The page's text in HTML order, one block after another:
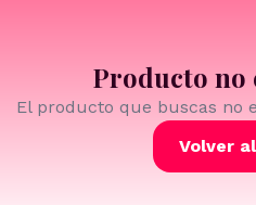
Producto no
El producto que buscas no
Volver